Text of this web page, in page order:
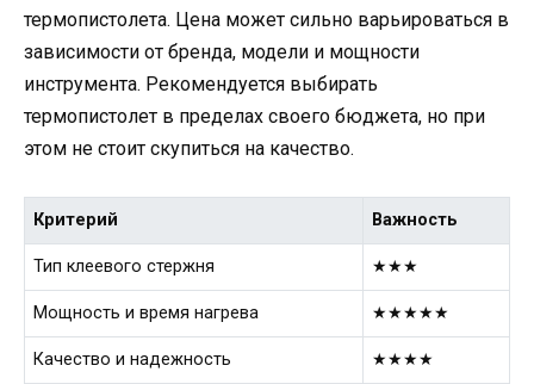
термопистолета. Цена может сильно варьироваться в
зависимости от бренда, модели и мощности
инструмента. Рекомендуется выбирать
термопистолет в пределах своего бюджета, но при
этом не стоит скупиться на качество.
Критерий Важность
Тип клеевого стержня ★★★
Мощность и время нагрева ★★★★★
Качество и надежность ★★★★